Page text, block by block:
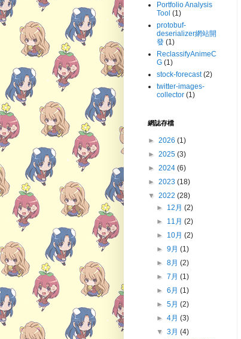
Portfolio Analysis
Tool (1)
protobuf-
deserializer網站開
發 (1)
ReclassifyAnimeC
G (1)
stock-forecast (2)
twitter-images-
collector (1)
網誌存檔
► 2026 (1)
► 2025 (3)
► 2024 (6)
► 2023 (18)
▼ 2022 (28)
► 12月(2)
► 11月(2)
► 10月(2)
►9月(1)
►8月(2)
►7月(1)
►6月(1)
►5月(2)
►4月(3)
▼3月(4)